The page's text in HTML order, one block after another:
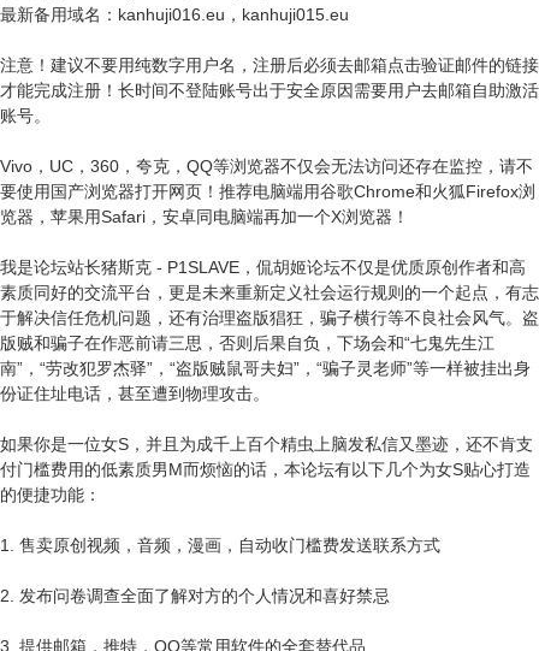
最新备用域名：kanhuji016.eu，kanhuji015.eu
注意！建议不要用纯数字用户名，注册后必须去邮箱点击验证邮件的链接
才能完成注册！长时间不登陆账号出于安全原因需要用户去邮箱自助激活
账号。
Vivo，UC，360，夸克，QQ等浏览器不仅会无法访问还存在监控，请不
要使用国产浏览器打开网页！推荐电脑端用谷歌Chrome和火狐Firefox浏
览器，苹果用Safari，安卓同电脑端再加一个X浏览器！
我是论坛站长猪斯克 - P1SLAVE，侃胡姬论坛不仅是优质原创作者和高
素质同好的交流平台，更是未来重新定义社会运行规则的一个起点，有志
于解决信任危机问题，还有治理盗版猖狂，骗子横行等不良社会风气。盗
版贼和骗子在作恶前请三思，否则后果自负，下场会和“七鬼先生江
南”，“劳改犯罗杰驿”，“盗版贼鼠哥夫妇”，“骗子灵老师”等一样被挂出身
份证住址电话，甚至遭到物理攻击。
如果你是一位女S，并且为成千上百个精虫上脑发私信又墨迹，还不肯支
付门槛费用的低素质男M而烦恼的话，本论坛有以下几个为女S贴心打造
的便捷功能：
1. 售卖原创视频，音频，漫画，自动收门槛费发送联系方式
2. 发布问卷调查全面了解对方的个人情况和喜好禁忌
3. 提供邮箱，推特，QQ等常用软件的全套替代品